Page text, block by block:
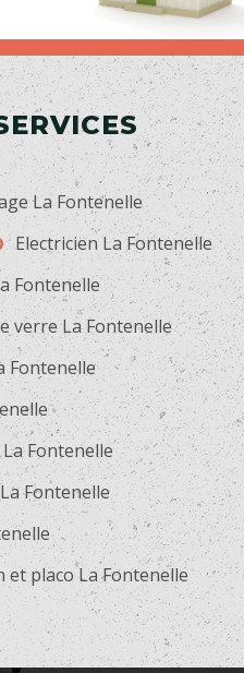
La Fontenelle
Electricien La Fontenelle
Fontenelle
verre La Fontenelle
Fontenelle
Fontenelle
Fontenelle
et placo La Fontenelle